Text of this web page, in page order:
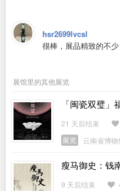
hsr2699lvcsl
很棒，展品精致的不少
展馆里的其他展览
「闽瓷双璧
21 天后结束
展览
云南省博物
瘦马御史：钱
9 天后结束